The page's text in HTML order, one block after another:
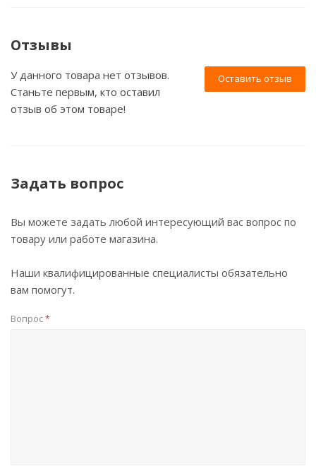
Отзывы
Оставить отзыв
У данного товара нет отзывов.
Станьте первым, кто оставил
отзыв об этом товаре!
Задать вопрос
Вы можете задать любой интересующий вас вопрос по
товару или работе магазина.
Наши квалифицированные специалисты обязательно
вам помогут.
Вопрос*